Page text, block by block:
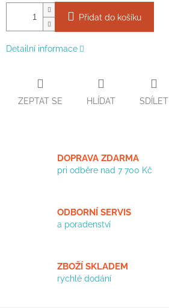
Přidat do košíku
Detailní informace
ZEPTAT SE HLÍDAT SDÍLET
DOPRAVA ZDARMA
pri odběre nad 7 700 Kč
ODBORNÍ SERVIS
a poradenství
ZBOŽÍ SKLADEM
rychlé dodání